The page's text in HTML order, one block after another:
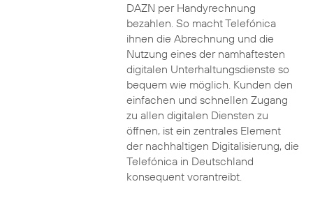
DAZN per Handyrechnung
bezahlen. So macht Telefónica
ihnen die Abrechnung und die
Nutzung eines der namhaftesten
digitalen Unterhaltungsdienste so
bequem wie möglich. Kunden den
einfachen und schnellen Zugang
zu allen digitalen Diensten zu
öffnen, ist ein zentrales Element
der nachhaltigen Digitalisierung, die
Telefónica in Deutschland
konsequent vorantreibt.